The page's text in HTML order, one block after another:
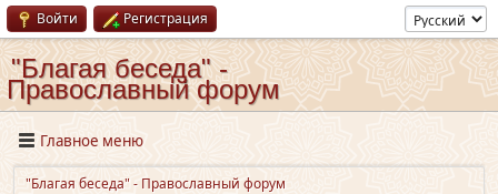
Войти Регистрация
"Благая беседа" -
Православный форум
Главное меню
"Благая беседа" - Православный форум